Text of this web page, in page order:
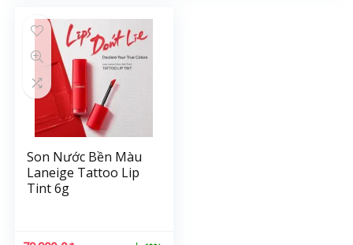
Son Nước Bền Màu
Laneige Tattoo Lip
Tint 6g